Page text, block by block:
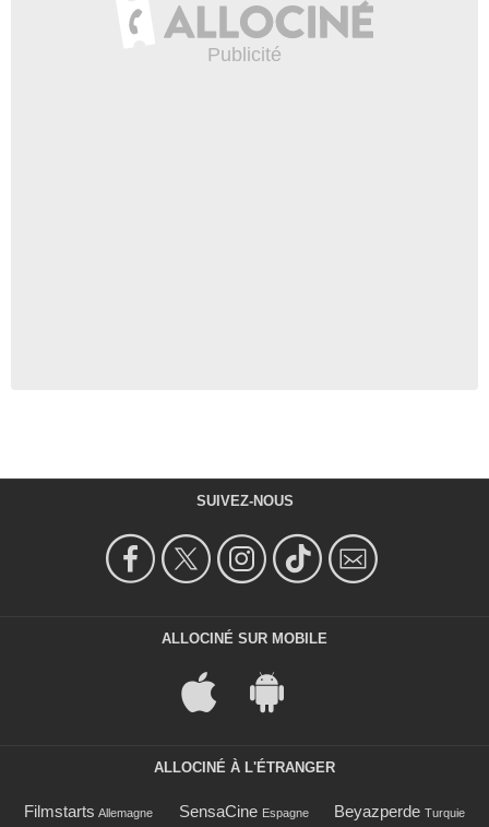
SUIVEZ-NOUS
ALLOCINÉ SUR MOBILE
ALLOCINÉ À L'ÉTRANGER
Filmstarts Allemagne SensaCine Espagne Beyazperde Turquie